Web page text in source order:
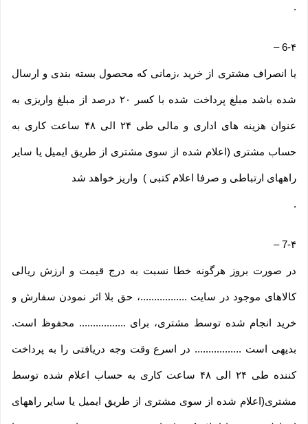
.
6-۴–
یا انصراف مشتری از خرید ،زمانی که محصول بسته بندی و ارسال
شده باشد مبلغ پرداخت شده با کسر ۲۰ درصد از مبلغ واریزی به
عنوان هزینه های اداری و مالی طی ۲۴ الی ۴۸ ساعت کاری به
حساب مشتری (اعلام شده از سوی مشتری از طریق ایمیل یا سایر
راههای ارتباطی و صرفا اعلام کتبی ) واریز خواهد شد
.
7-۴–
در صورت بروز هرگونه خطا نسبت به درج قیمت و ارزش ریالی
کالاهای موجود در سایت .................، حق بلا اثر نمودن سفارش و
خرید انجام شده توسط مشتری، برای ................. محفوظ است.
بدیهی است ................. در اسرع وقت وجه دریافتی را به پرداخت
کننده طی ۲۴ الی ۴۸ ساعت کاری به حساب اعلام شده توسط
مشتری(اعلام شده از سوی مشتری از طریق ایمیل یا سایر راههای